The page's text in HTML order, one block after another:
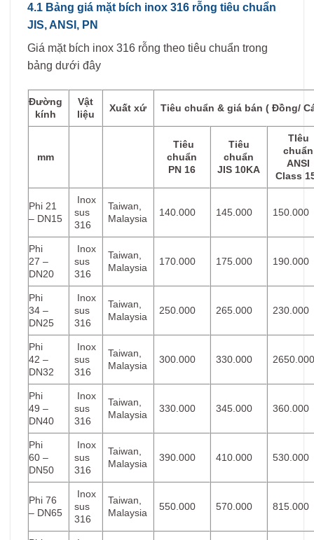
4.1 Bảng giá mặt bích inox 316 rỗng tiêu chuẩn
JIS, ANSI, PN
Giá mặt bích inox 316 rỗng theo tiêu chuẩn trong
bảng dưới đây
Đường
kính
Vật
liệu
Xuất xứ Tiêu chuẩn & giá bán ( Đồng/
mm
Tiêu
chuẩn
PN 16
Tiêu
chuẩn
JIS 10KA
TIêu
chuẩn
ANSI
Class
Phi 21
– DN15
Inox
sus
316
Taiwan,
Malaysia
140.000 145.000 150.000
Phi
27 –
DN20
Inox
sus
316
Taiwan,
Malaysia
170.000 175.000 190.000
Phi
34 –
DN25
Inox
sus
316
Taiwan,
Malaysia
250.000 265.000 230.000
Phi
42 –
DN32
Inox
sus
316
Taiwan,
Malaysia
300.000 330.000
Phi
49 –
DN40
Inox
sus
316
Taiwan,
Malaysia
330.000 345.000 360.000
Phi
60 –
DN50
Inox
sus
316
Taiwan,
Malaysia
390.000 410.000 530.000
Phi 76
– DN65
Inox
sus
316
Taiwan,
Malaysia
550.000 570.000 815.000